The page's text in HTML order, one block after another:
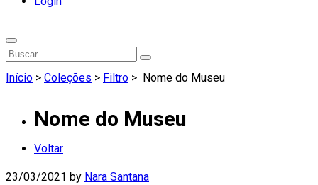
Início > Coleções > Filtro > Nome do Museu
Nome do Museu
Voltar
23/03/2021 by Nara Santana